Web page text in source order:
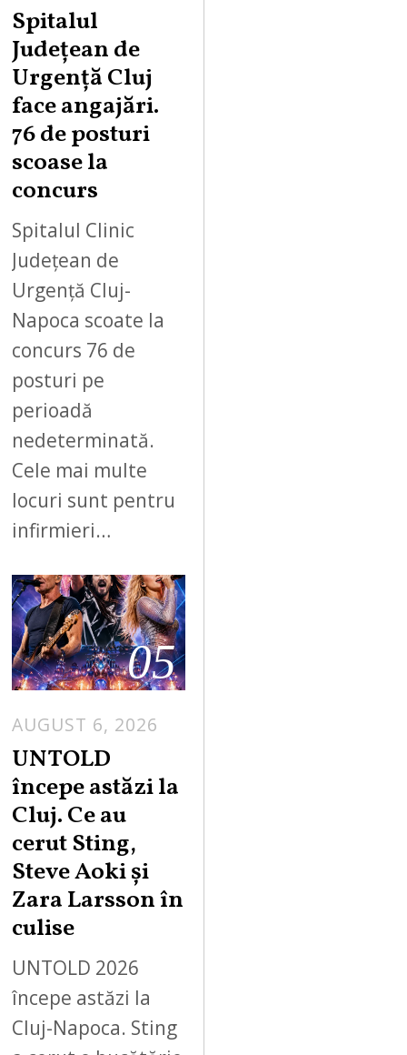
Spitalul
Județean de
Urgență Cluj
face angajări.
76 de posturi
scoase la
concurs
Spitalul Clinic
Județean de
Urgență Cluj-
Napoca scoate la
concurs 76 de
posturi pe
perioadă
nedeterminată.
Cele mai multe
locuri sunt pentru
infirmieri…
05
AUGUST 6, 2026
UNTOLD
începe astăzi la
Cluj. Ce au
cerut Sting,
Steve Aoki și
Zara Larsson în
culise
UNTOLD 2026
începe astăzi la
Cluj-Napoca. Sting